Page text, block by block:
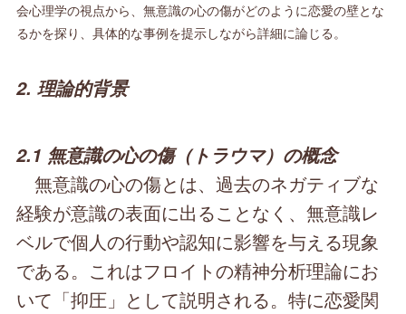
会心理学の視点から、無意識の心の傷がどのように恋愛の壁とな
るかを探り、具体的な事例を提示しながら詳細に論じる。
2. 理論的背景
2.1 無意識の心の傷（トラウマ）の概念
無意識の心の傷とは、過去のネガティブな
経験が意識の表面に出ることなく、無意識レ
ベルで個人の行動や認知に影響を与える現象
である。これはフロイトの精神分析理論にお
いて「抑圧」として説明される。特に恋愛関